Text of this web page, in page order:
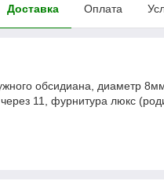
Доставка Оплата
обсидиана, диаметр
11, фурнитура люкс